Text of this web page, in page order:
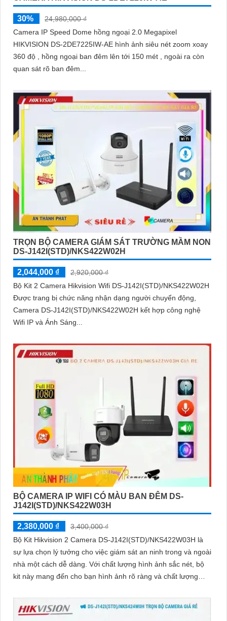
30%
24,980,000 ₫
Camera IP Speed Dome hồng ngoại 2.0 Megapixel
HIKVISION DS-2DE7225IW-AE hình ảnh siêu nét zoom xoay
360 độ , hồng ngoại ban đêm lên tới 150 mét , ngoài ra còn
quan sát rõ ban đêm...
TRỌN BỘ CAMERA GIÁM SÁT TRƯỜNG MẦM NON
DS-J142I(STD)/NKS422W02H
2,044,000 ₫
2,920,000 ₫
Bộ Kit 2 Camera Hikvision Wifi DS-J142I(STD)/NKS422W02H
Được trang bị chức năng nhận dạng người chuyển động,
Camera DS-J142I(STD)/NKS422W02H kết hợp công nghệ
Wifi IP và Ánh Sáng...
BỘ CAMERA IP WIFI CÓ MÀU BAN ĐÊM DS-
J142I(STD)/NKS422W03H
2,380,000 ₫
3,400,000 ₫
Bộ Kit Hikvision 2 Camera DS-J142I(STD)/NKS422W03H là
sự lựa chọn lý tưởng cho việc giám sát an ninh trong và ngoài
nhà một cách dễ dàng. Với chất lượng hình ảnh sắc nét, bộ
kit này mang đến cho bạn hình ảnh rõ ràng và chất lượng